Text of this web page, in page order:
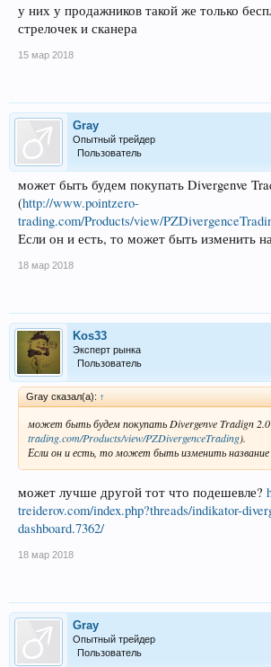
у них у продажников такой же только
стрелочек и сканера
15 мар 2018
Gray
Опытный трейдер
Пользователь
может быть будем покупать Divergenve
(http://www.pointzero-
trading.com/Products/view/
Если он и есть, то может быть изменить
18 мар 2018
Kos33
Эксперт рынка
Пользователь
Gray сказал(а): ↑
может быть будем покупать Divergenve Tradign
trading.com/Products/view/PZDivergenceTrading).
Если он и есть, то может быть изменить
может лучше другой тот что подешевле?
treiderov.com/index.php?threads/indikator-
dashboard.7362/
18 мар 2018
Gray
Опытный трейдер
Пользователь